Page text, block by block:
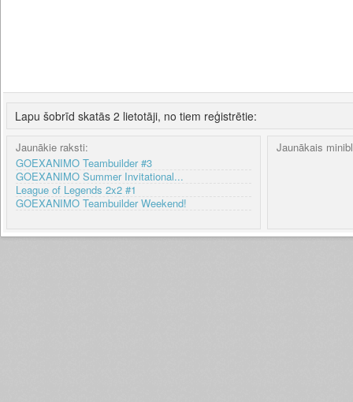
Lapu šobrīd skatās 2 lietotāji, no tiem reģistrētie:
Jaunākie raksti:
GOEXANIMO Teambuilder #3
GOEXANIMO Summer Invitational...
League of Legends 2x2 #1
GOEXANIMO Teambuilder Weekend!
Jaunākais